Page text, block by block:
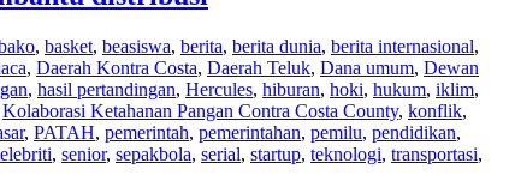
, basket, beasiswa, berita, berita dunia, berita internasional,
, Daerah Kontra Costa, Daerah Teluk, Dana umum, Dewan
, hasil pertandingan, Hercules, hiburan, hoki, hukum, iklim,
Kolaborasi Ketahanan Pangan Contra Costa County, konflik,
, PATAH, pemerintah, pemerintahan, pemilu, pendidikan,
, senior, sepakbola, serial, startup, teknologi, transportasi,